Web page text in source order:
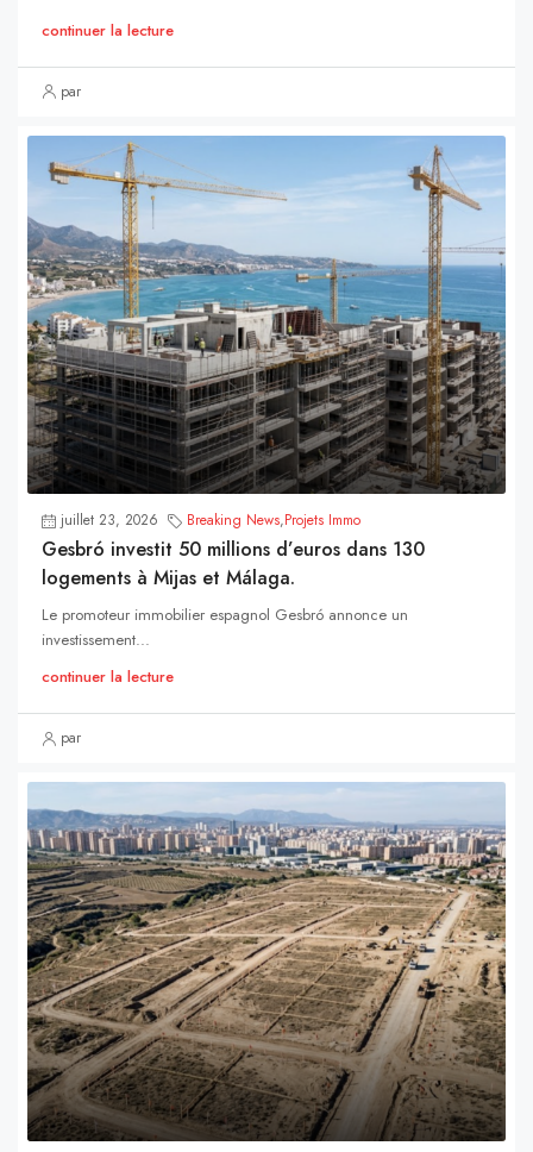
continuer la lecture
par
juillet 23, 2026 Breaking News,Projets Immo
Gesbró investit 50 millions d’euros dans 130
logements à Mijas et Málaga.
Le promoteur immobilier espagnol Gesbró annonce un
investissement...
continuer la lecture
par